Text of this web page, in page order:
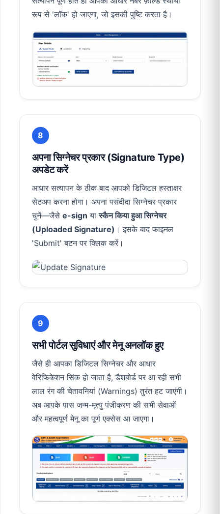
रूप से 'लॉक' हो जाएगा, जो इसकी पुष्टि करता है।
8
अपना सिग्नेचर प्रकार (Signature Type)
अपडेट करें
आधार सत्यापन के ठीक बाद आपको डिजिटल हस्ताक्षर
सेटअप करना होगा। अपना पसंदीदा सिग्नेचर प्रकार
चुनें—जैसे e-sign यास्कैन किया हुआ सिग्नेचर
(Uploaded Signature) । इसके बाद फाइनल
'Submit' बटन पर क्लिक करें।
9
सभी पोर्टल सुविधाएं और मेनू अनलॉक हुए
जैसे ही आपका डिजिटल सिग्नेचर और आधार
वेरिफिकेशन सिंक हो जाता है, डैशबोर्ड पर आ रही सभी
लाल रंग की चेतावनियां (Warnings) तुरंत हट जाएंगी।
अब आपके पास जन्म-मृत्यु पंजीकरण की सभी सेवाओं
और महत्वपूर्ण मेनू का पूर्ण एक्सेस आ जाएगा।